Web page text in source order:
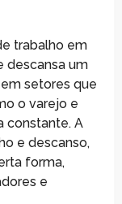
trabalho em
descansa um
setores que
o varejo e
constante. A
e descanso,
forma,
e